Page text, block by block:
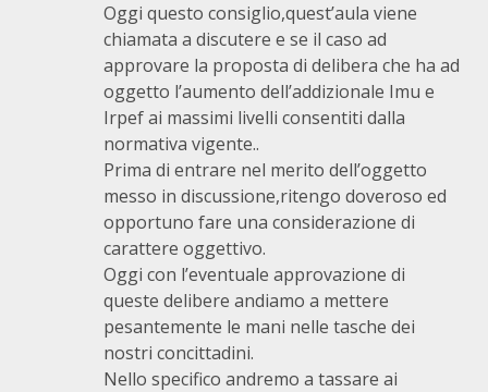
Oggi questo consiglio,quest’aula viene
chiamata a discutere e se il caso ad
approvare la proposta di delibera che ha ad
oggetto l’aumento dell’addizionale Imu e
Irpef ai massimi livelli consentiti dalla
normativa vigente..
Prima di entrare nel merito dell’oggetto
messo in discussione,ritengo doveroso ed
opportuno fare una considerazione di
carattere oggettivo.
Oggi con l’eventuale approvazione di
queste delibere andiamo a mettere
pesantemente le mani nelle tasche dei
nostri concittadini.
Nello specifico andremo a tassare ai